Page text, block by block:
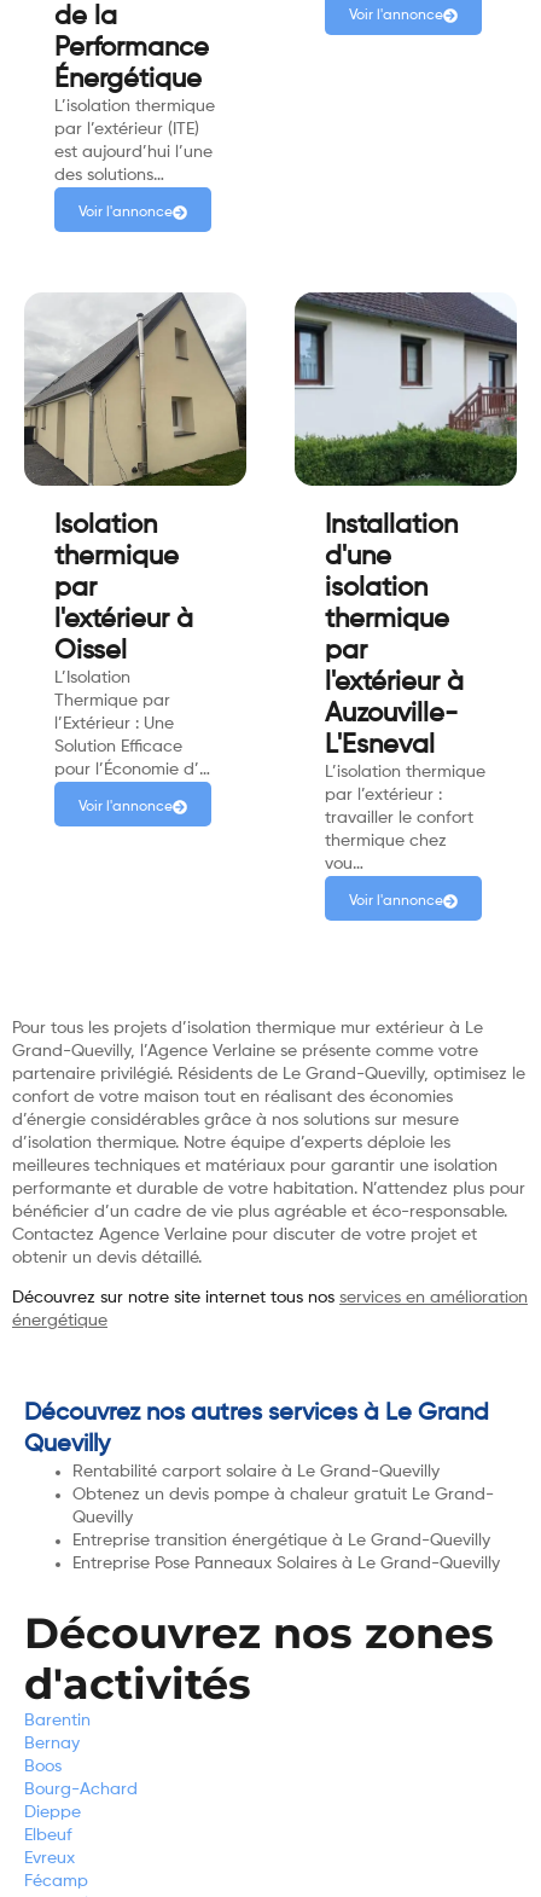
de la
Performance
Énergétique
L’isolation thermique
par l’extérieur (ITE)
est aujourd’hui l’une
des solutions…
Voir l'annonce
Voir l'annonce
Isolation
thermique
par
l'extérieur à
Oissel
L’Isolation
Thermique par
l’Extérieur : Une
Solution Efficace
pour l’Économie d’…
Voir l'annonce
Installation
d'une
isolation
thermique
par
l'extérieur à
Auzouville-
L'Esneval
L’isolation thermique
par l’extérieur :
travailler le confort
thermique chez
vou…
Voir l'annonce
Pour tous les projets d’isolation thermique mur extérieur à Le
Grand-Quevilly, l’Agence Verlaine se présente comme votre
partenaire privilégié. Résidents de Le Grand-Quevilly, optimisez le
confort de votre maison tout en réalisant des économies
d’énergie considérables grâce à nos solutions sur mesure
d’isolation thermique. Notre équipe d’experts déploie les
meilleures techniques et matériaux pour garantir une isolation
performante et durable de votre habitation. N’attendez plus pour
bénéficier d’un cadre de vie plus agréable et éco-responsable.
Contactez Agence Verlaine pour discuter de votre projet et
obtenir un devis détaillé.
Découvrez sur notre site internet tous nos services en amélioration
énergétique
Découvrez nos autres services à Le Grand
Quevilly
Rentabilité carport solaire à Le Grand-Quevilly
Obtenez un devis pompe à chaleur gratuit Le Grand-
Quevilly
Entreprise transition énergétique à Le Grand-Quevilly
Entreprise Pose Panneaux Solaires à Le Grand-Quevilly
Découvrez nos zones
d'activités
Barentin
Bernay
Boos
Bourg-Achard
Dieppe
Elbeuf
Evreux
Fécamp